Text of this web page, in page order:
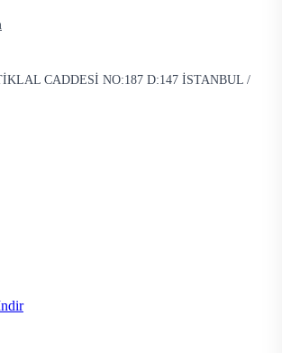
CADDESİ NO:187 D:147 İSTANBUL /